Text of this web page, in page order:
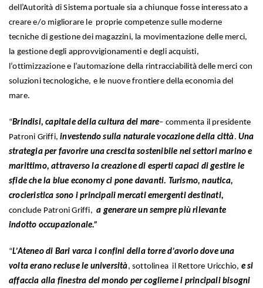
dell’Autorità di Sistema portuale sia a chiunque fosse interessato a
creare e/o migliorare le proprie competenze sulle moderne
tecniche di gestione dei magazzini, la movimentazione delle merci,
la gestione degli approvvigionamenti e degli acquisti,
l’ottimizzazione e l’automazione della rintracciabilità delle merci con
soluzioni tecnologiche, e le nuove frontiere della economia del
mare.
“Brindisi, capitale della cultura del mare– commenta il presidente
Patroni Griffi,investendo sulla naturale vocazione della città.Una
strategia per favorire unacrescita sostenibile nei settori marino e
marittimo, attraverso la creazione di esperti capaci di gestire le
sfide che la blue economy ci pone davanti. Turismo, nautica,
crocieristica sono i principali mercati emergenti destinati,
conclude Patroni Griffi, a generare un sempre più rilevante
indotto occupazionale.”
“L’Ateneo di Bari varca i confini della torre d’avorio dove una
volta erano recluse le università, sottolinea il Rettore Uricchio, e si
affaccia alla finestra del mondo per coglierne i principali bisogni